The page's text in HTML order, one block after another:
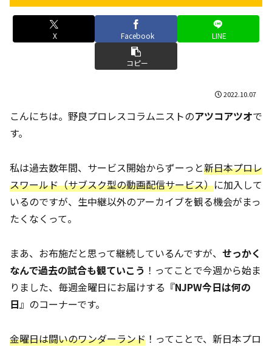
X Facebook LINE
コピー
2022.10.07
こんにちは。野良プロレスコラムニストのアツコアツオで
す。
私は過去数年間、サービス開始からずーっと新日本プロレ
スワールド（サブスク型の動画配信サービス）に加入して
いるのですが、生中継以外のアーカイブを観る機会がまっ
たくなくって。
まあ、お布施だと思って継続しているんですが、 せっかく
なんで過去の試合も観ていこう ！ってことで今週から始ま
りました、毎週金曜日にお届けする『NJPW今日は何の
日』のコーナーです。
金曜日は闘いのワンダーランド ！ってことで、新日本プロ